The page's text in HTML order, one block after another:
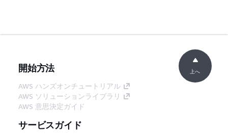
開始方法
AWS ハンズオンチュートリアル
AWS ソリューションライブラリ
AWS 意思決定ガイド
サービスガイド
上へ